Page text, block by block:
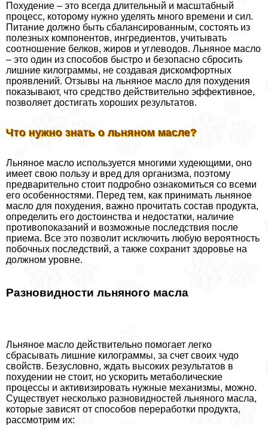
Похудение – это всегда длительный и масштабный
процесс, которому нужно уделять много времени и сил.
Питание должно быть сбалансированным, состоять из
полезных компонентов, ингредиентов, учитывать
соотношение белков, жиров и углеводов. Льняное масло
– это один из способов быстро и безопасно сбросить
лишние килограммы, не создавая дискомфортных
проявлений. Отзывы на льняное масло для похудения
показывают, что средство действительно эффективное,
позволяет достигать хороших результатов.
Что нужно знать о льняном масле?
Льняное масло используется многими худеющими, оно
имеет свою пользу и вред для организма, поэтому
предварительно стоит подробно ознакомиться со всеми
его особенностями. Перед тем, как принимать льняное
масло для похудения, важно прочитать состав продукта,
определить его достоинства и недостатки, наличие
противопоказаний и возможные последствия после
приема. Все это позволит исключить любую вероятность
побочных последствий, а также сохранит здоровье на
должном уровне.
Разновидности льняного масла
Льняное масло действительно помогает легко
сбрасывать лишние килограммы, за счет своих чудо
свойств. Безусловно, ждать высоких результатов в
похудении не стоит, но ускорить метаболические
процессы и активизировать нужные механизмы, можно.
Существует несколько разновидностей льняного масла,
которые зависят от способов переработки продукта,
рассмотрим их: